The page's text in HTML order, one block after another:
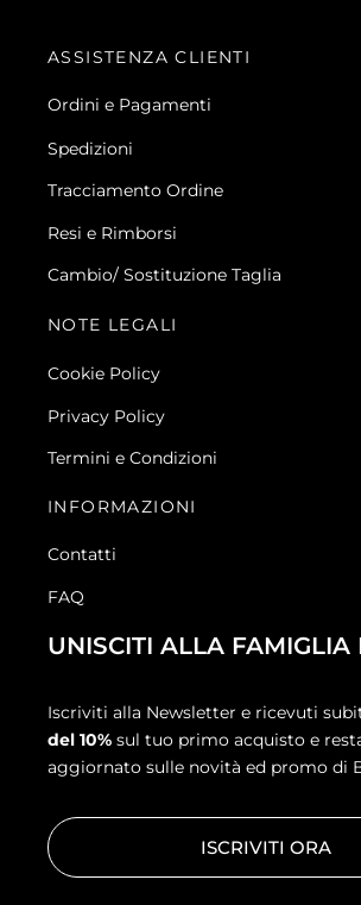
ASSISTENZA CLIENTI
Ordini e Pagamenti
Spedizioni
Tracciamento Ordine
Resi e Rimborsi
Cambio/ Sostituzione Taglia
NOTE LEGALI
Cookie Policy
Privacy Policy
Termini e Condizioni
INFORMAZIONI
Contatti
FAQ
UNISCITI ALLA FAMIGLIA
Iscriviti alla Newsletter e ricevuti
del 10% sul tuo primo acquisto e
aggiornato sulle novità ed promo di
ISCRIVITI ORA